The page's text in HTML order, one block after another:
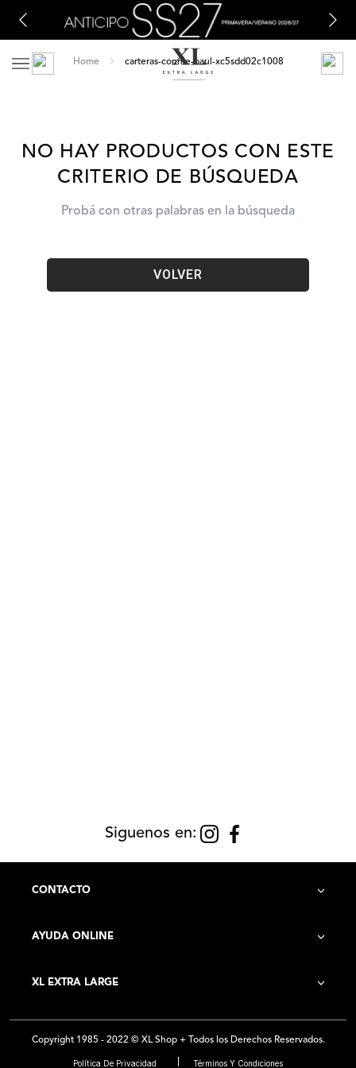
carteras-connie-baul-xc5sdd02c1008
NO HAY PRODUCTOS CON ESTE
CRITERIO DE BÚSQUEDA
Probá con otras palabras en la búsqueda
VOLVER
Siguenos en:
CONTACTO
AYUDA ONLINE
Contacto
Preguntas Frecuentes
XL EXTRA LARGE
Historia de la Empresa
Copyright 1985 - 2022 © XL Shop + Todos los Derechos Reservados.
Política De Privacidad Términos Y Condiciones